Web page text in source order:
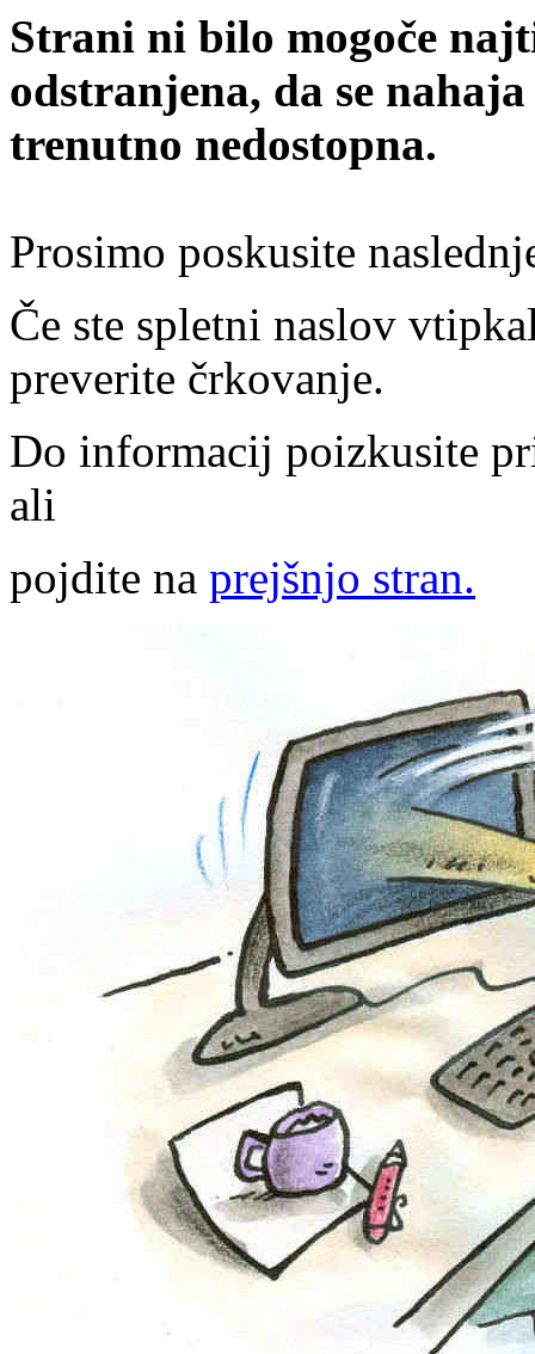
Strani ni bilo mogoče
odstranjena, da se
trenutno nedostopna.
Prosimo poskusite
Če ste spletni naslov
preverite črkovanje.
Do informacij poizkusite
ali
pojdite na prejšnjo stran.